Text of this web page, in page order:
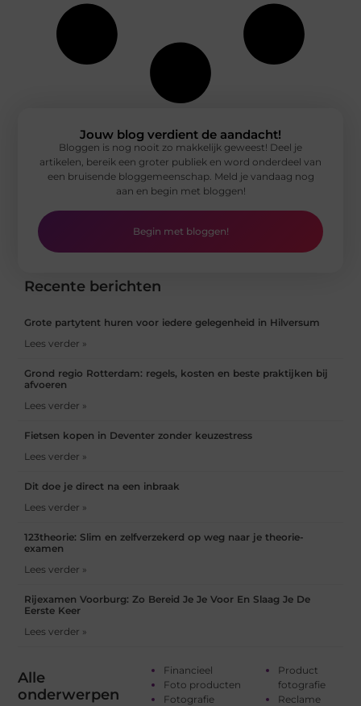
Alle
onderwerpen
Financieel
Foto producten
Fotografie
Product
fotografie
Reclame
Recente berichten
Grote partytent huren voor iedere gelegenheid in Hilversum
Lees verder »
Grond regio Rotterdam: regels, kosten en beste praktijken bij
afvoeren
Lees verder »
Fietsen kopen in Deventer zonder keuzestress
Lees verder »
Dit doe je direct na een inbraak
Lees verder »
123theorie: Slim en zelfverzekerd op weg naar je theorie-
examen
Lees verder »
Rijexamen Voorburg: Zo Bereid Je Je Voor En Slaag Je De
Eerste Keer
Lees verder »
Jouw blog verdient de aandacht!
Bloggen is nog nooit zo makkelijk geweest! Deel je
artikelen, bereik een groter publiek en word onderdeel van
een bruisende bloggemeenschap. Meld je vandaag nog
aan en begin met bloggen!
Begin met bloggen!